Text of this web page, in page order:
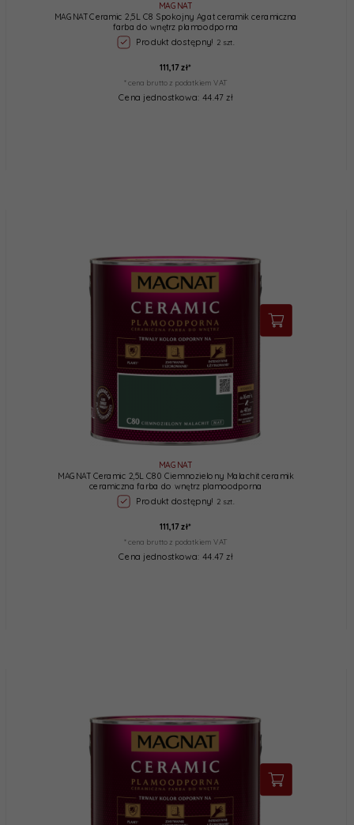
MAGNAT
MAGNAT Ceramic 2,5L C8 Spokojny Agat ceramik ceramiczna
farba do wnętrz plamoodporna
Produkt dostępny! 2 szt.
111,17 zł*
* cena brutto z podatkiem VAT
Cena jednostkowa: 44.47 zł
MAGNAT
MAGNAT Ceramic 2,5L C80 Ciemnozielony Malachit ceramik
ceramiczna farba do wnętrz plamoodporna
Produkt dostępny! 2 szt.
111,17 zł*
* cena brutto z podatkiem VAT
Cena jednostkowa: 44.47 zł